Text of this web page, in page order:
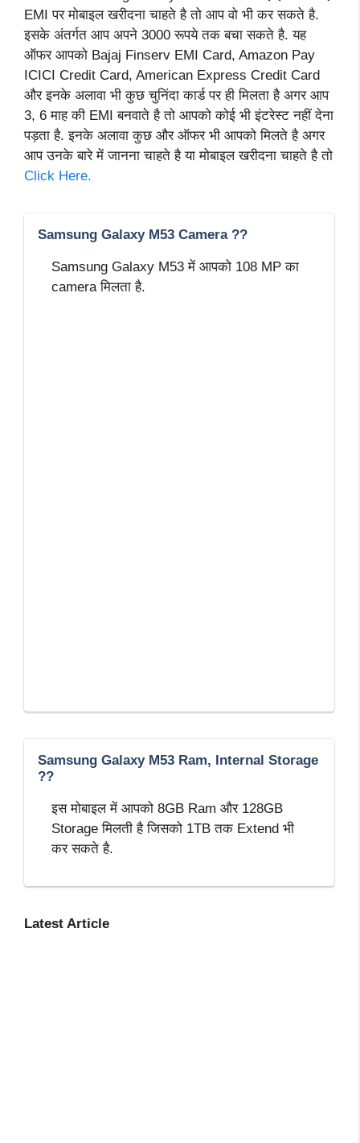
EMI पर मोबाइल खरीदना चाहते है तो आप वो भी कर सकते है.
इसके अंतर्गत आप अपने 3000 रूपये तक बचा सकते है. यह
ऑफर आपको Bajaj Finserv EMI Card, Amazon Pay
ICICI Credit Card, American Express Credit Card
और इनके अलावा भी कुछ चुनिंदा कार्ड पर ही मिलता है अगर आप
3, 6 माह की EMI बनवाते है तो आपको कोई भी इंटरेस्ट नहीं देना
पड़ता है. इनके अलावा कुछ और ऑफर भी आपको मिलते है अगर
आप उनके बारे में जानना चाहते है या मोबाइल खरीदना चाहते है तो
Click Here.
Samsung Galaxy M53 Camera ??
Samsung Galaxy M53 में आपको 108 MP का
camera मिलता है.
Samsung Galaxy M53 Ram, Internal Storage
??
इस मोबाइल में आपको 8GB Ram और 128GB
Storage मिलती है जिसको 1TB तक Extend भी
कर सकते है.
Latest Article